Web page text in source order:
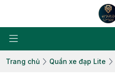
Trang chủ Quần xe đạp Lite